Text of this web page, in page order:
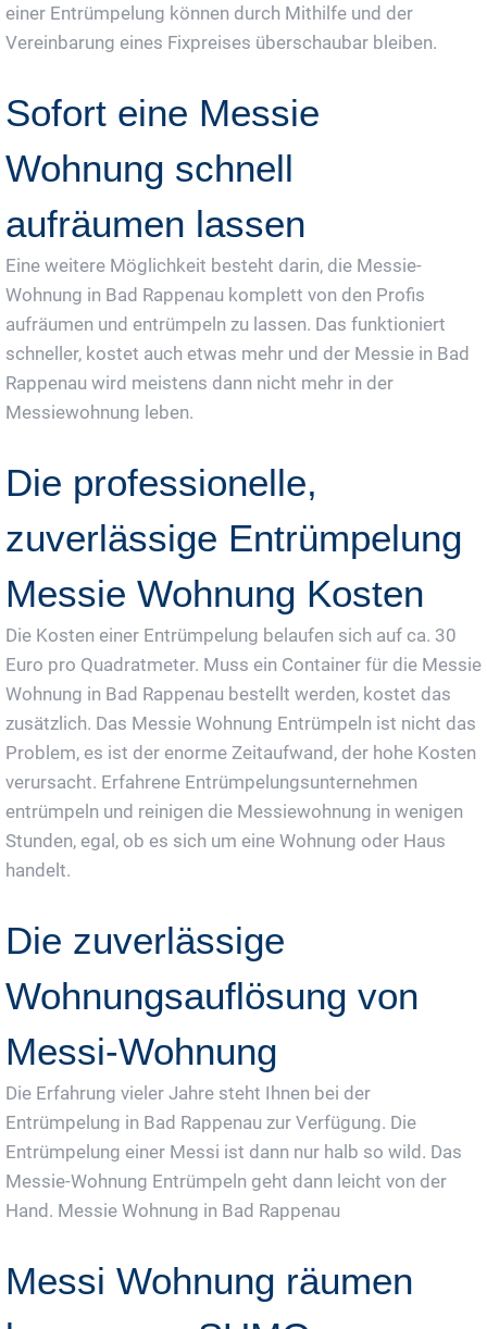
einer Entrümpelung können durch Mithilfe und der
Vereinbarung eines Fixpreises überschaubar bleiben.
Sofort eine Messie
Wohnung schnell
aufräumen lassen
Eine weitere Möglichkeit besteht darin, die Messie-
Wohnung in Bad Rappenau komplett von den Profis
aufräumen und entrümpeln zu lassen. Das funktioniert
schneller, kostet auch etwas mehr und der Messie in Bad
Rappenau wird meistens dann nicht mehr in der
Messiewohnung leben.
Die professionelle,
zuverlässige Entrümpelung
Messie Wohnung Kosten
Die Kosten einer Entrümpelung belaufen sich auf ca. 30
Euro pro Quadratmeter. Muss ein Container für die Messie
Wohnung in Bad Rappenau bestellt werden, kostet das
zusätzlich. Das Messie Wohnung Entrümpeln ist nicht das
Problem, es ist der enorme Zeitaufwand, der hohe Kosten
verursacht. Erfahrene Entrümpelungsunternehmen
entrümpeln und reinigen die Messiewohnung in wenigen
Stunden, egal, ob es sich um eine Wohnung oder Haus
handelt.
Die zuverlässige
Wohnungsauflösung von
Messi-Wohnung
Die Erfahrung vieler Jahre steht Ihnen bei der
Entrümpelung in Bad Rappenau zur Verfügung. Die
Entrümpelung einer Messi ist dann nur halb so wild. Das
Messie-Wohnung Entrümpeln geht dann leicht von der
Hand. Messie Wohnung in Bad Rappenau
Messi Wohnung räumen